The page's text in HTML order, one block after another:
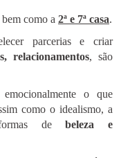
bem como a 2ª e 7ª casa.
parcerias e criar
relacionamentos, são
o que
como o idealismo, a
formas debeleza e